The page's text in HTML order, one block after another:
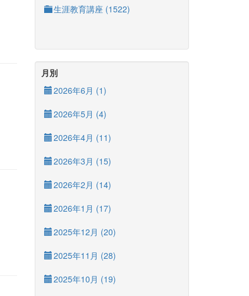
生涯教育講座 (1522)
月別
2026年6月 (1)
2026年5月 (4)
2026年4月 (11)
2026年3月 (15)
2026年2月 (14)
2026年1月 (17)
2025年12月 (20)
2025年11月 (28)
2025年10月 (19)